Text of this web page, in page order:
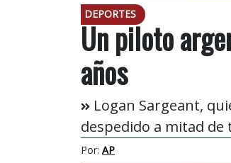
DEPORTES
Un piloto
años
Logan Sargeant,
despedido a mitad
Por: AP